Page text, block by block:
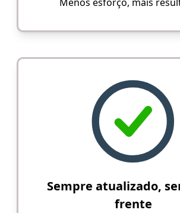
Sempre atualizado,
frente